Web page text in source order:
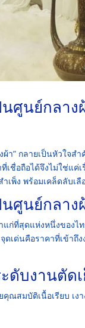
นศูนย์กลา
” กลายเป็นหัวใจส
ชื่อถือได้จึงไม่ใช่แ
พ็ง พร้อมเคล็ดลับเ
นศูนย์กลา
ก่ที่สุดแห่งหนึ่งของ
เด่นคือราคาที่เข้าถึ
ดับงานตัด
คุณสมบัติเนื้อเรียบ เง